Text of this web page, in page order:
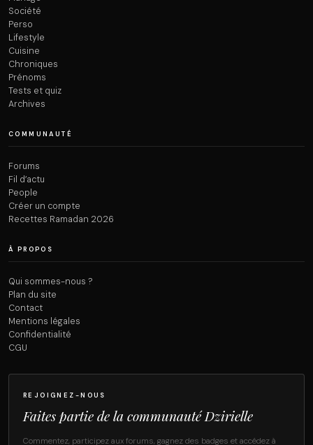
Société
Perso
Lifestyle
Cuisine
Chroniques
Prénoms
Tests et quiz
Archives
COMMUNAUTÉ
Forums
Fil d’actu
People
Créer un compte
Recettes Ramadan 2026
À PROPOS
Qui sommes-nous ?
Plan du site
Contact
Mentions légales
Confidentialité
CGU
REJOIGNEZ-NOUS
Faites partie de la communauté Dzirielle
Commentez, participez aux forums, gagnez des badges et accédez à